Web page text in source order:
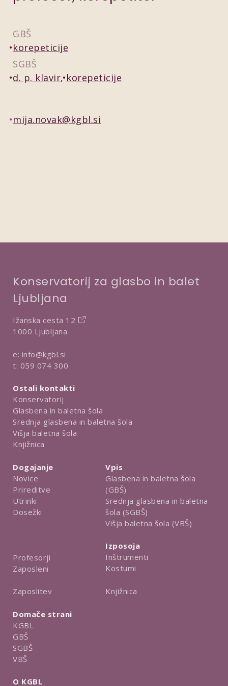
GBŠ
korepeticije
SGBŠ
d. p. klavir korepeticije
mija.novak@kgbl.si
Konservatorij za glasbo in balet
Ljubljana
Ižanska cesta 12
1000 Ljubljana
e: info@kgbl.si
t: 059 074 300
Ostali kontakti
Konservatorij
Glasbena in baletna šola
Srednja glasbena in baletna šola
Višja baletna šola
Knjižnica
Dogajanje
Novice
Prireditve
Utrinki
Dosežki
Profesorji
Zaposleni
Zaposlitev
Vpis
Glasbena in baletna šola
(GBŠ)
Srednja glasbena in baletna
šola (SGBŠ)
Višja baletna šola (VBŠ)
Izposoja
Inštrumenti
Kostumi
Knjižnica
Domače strani
KGBL
GBŠ
SGBŠ
VBŠ
O KGBL